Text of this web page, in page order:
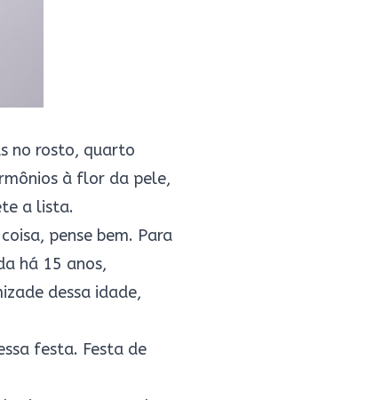
no rosto, quarto
à flor da pele,
a lista.
pense bem. Para
há 15 anos,
dessa idade,
festa. Festa de